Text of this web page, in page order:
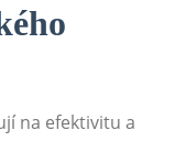
na efektivitu a